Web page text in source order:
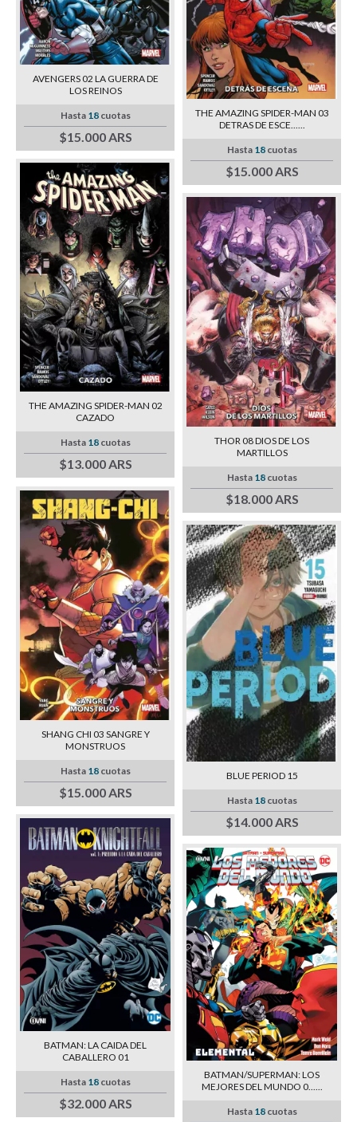
AVENGERS 02 LA GUERRA DE
LOS REINOS
Hasta 18cuotas
$15.000 ARS
THE AMAZING SPIDER-MAN 03
DETRAS DE ESCE......
Hasta 18cuotas
$15.000 ARS
THE AMAZING SPIDER-MAN 02
CAZADO
Hasta 18cuotas
$13.000 ARS
THOR 08 DIOS DE LOS
MARTILLOS
Hasta 18cuotas
$18.000 ARS
SHANG CHI 03 SANGRE Y
MONSTRUOS
Hasta 18cuotas
$15.000 ARS
BLUE PERIOD 15
Hasta 18cuotas
$14.000 ARS
BATMAN: LA CAIDA DEL
CABALLERO 01
Hasta 18cuotas
$32.000 ARS
BATMAN/SUPERMAN: LOS
MEJORES DEL MUNDO 0......
Hasta 18cuotas